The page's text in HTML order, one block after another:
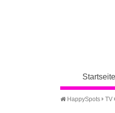
Startseite
HappySpots TV